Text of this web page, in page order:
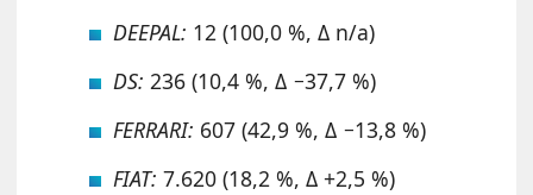
DEEPAL: 12 (100,0 %, Δ n/a)
DS: 236 (10,4 %, Δ −37,7 %)
FERRARI: 607 (42,9 %, Δ −13,8 %)
FIAT: 7.620 (18,2 %, Δ +2,5 %)